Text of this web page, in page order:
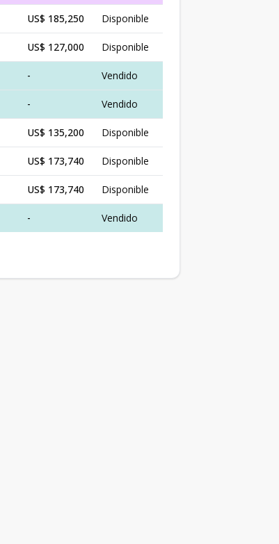
US$ 185,250 Disponible
US$ 127,000 Disponible
- Vendido
- Vendido
US$ 135,200 Disponible
US$ 173,740 Disponible
US$ 173,740 Disponible
- Vendido